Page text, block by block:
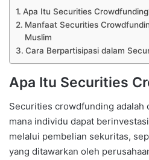
Apa Itu Securities
Manfaat Securities
Muslim
Cara Berpartisipasi dalam
Apa Itu Securities
Securities crowdfunding adalah
mana individu dapat
melalui pembelian sekuritas,
yang ditawarkan oleh